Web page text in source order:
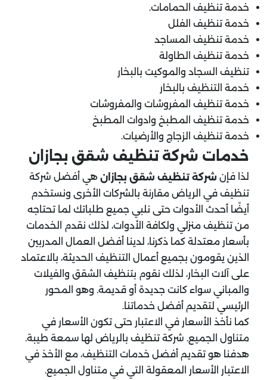
خدمة تنظيف الحمامات.
خدمة تنظيف الفلل
خدمة تنظيف المساجد
خدمة تنظيف الطاولة
تنظيف السجاد والموكيت بالبخار
خدمة التنظيف بالبخار
خدمة تنظيف المفروشات والمفروشات
خدمة تنظيف المطبخ وادوات المطبخ
خدمة تنظيف الزجاج والأرضيات.
خدمات شركة تنظيف شقق بجازان
لذا فإن شركة تنظيف شقق بجازان هي أفضل شركة
تنظيف في الرياض مقارنة بالشركات الأخرى ونستخدم
أيضًا أحدث الأدوات حتى نلبي جميع طلباتك لما تحتاجه
من تنظيف منزلي ولكافة الأدوات، لذلك نقدم الخدمات
بأسعار معتدلة كما ذكرنا، لدينا أفضل العمال المدربين
الذين يقومون بجميع أعمال التنظيف الحديثة، بالاعتماد
على آلات البخار، لذلك نقوم بتنظيف الشقق والفيلات
والمباني سواء كانت جديدة أو قديمة. وهو المحور
الرئيسي لتقديم أفضل خدماتنا.
كما نأخذ الأسعار في الاعتبار حتى تكون الأسعار في
متناول الجميع. شركة تنظيف بالرياض لها سمعة طيبة.
هدفنا هو تقديم أفضل خدمات التنظيف، مع الأخذ في
الاعتبار الأسعار المعقولة التي في متناول الجميع.